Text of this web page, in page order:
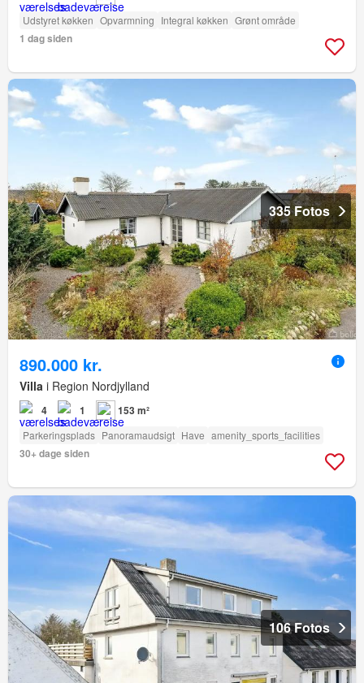
Udstyret køkken Opvarmning Integral køkken Grønt område
1 dag siden
335 Fotos
890.000 kr.
Villa i Region Nordjylland
4 1 153 m²
Parkeringsplads Panoramaudsigt Have amenity_sports_facilities
30+ dage siden
106 Fotos